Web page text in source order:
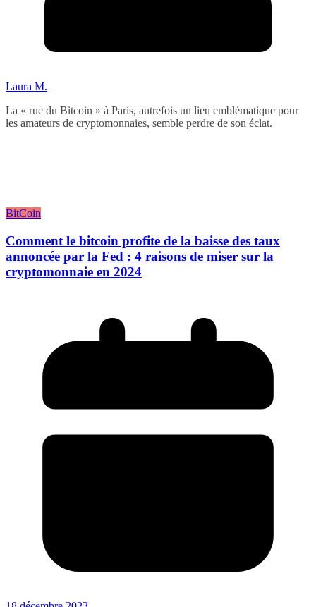
Laura M.
La « rue du Bitcoin » à Paris, autrefois un lieu emblématique pour
les amateurs de cryptomonnaies, semble perdre de son éclat.
BitCoin
Comment le bitcoin profite de la baisse des taux
annoncée par la Fed : 4 raisons de miser sur la
cryptomonnaie en 2024